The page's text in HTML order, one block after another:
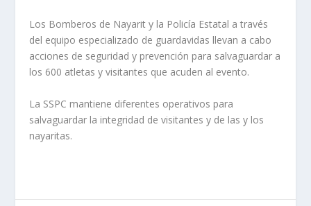
Los Bomberos de Nayarit y la Policía Estatal a través
del equipo especializado de guardavidas llevan a cabo
acciones de seguridad y prevención para salvaguardar a
los 600 atletas yvisitantes que acuden al evento.
La SSPC mantiene diferentes operativos para
salvaguardar la integridad de visitantes y de las y los
nayaritas.